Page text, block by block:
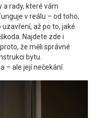
a rady, které vám
v reálu – od toho,
až po to, jaké
Najdete zde i
že měli správné
bytu.
– ale její nečekání.